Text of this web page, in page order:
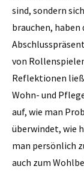
sind, sondern
brauchen,
von
Reflektionen
Wohn- und
auf, wie man
überwindet, wie
man persönlich
auch zum